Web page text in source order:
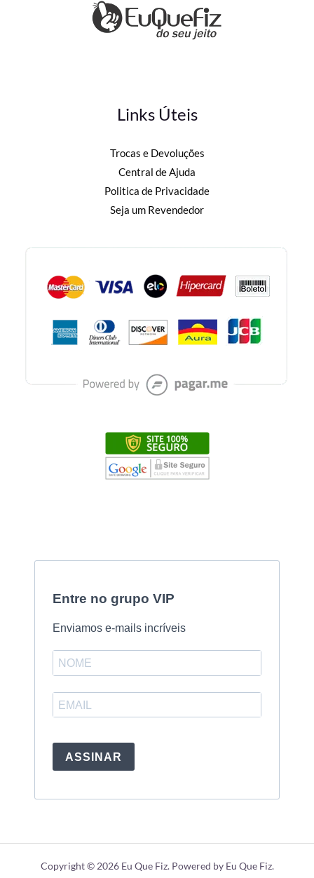
Links Úteis
Trocas e Devoluções
Central de Ajuda
Politica de Privacidade
Seja um Revendedor
Entre no grupo VIP
Enviamos e-mails incríveis
ASSINAR
Copyright © 2026 Eu Que Fiz. Powered by Eu Que Fiz.